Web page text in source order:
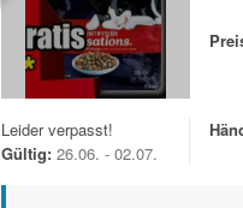
Leider verpasst!
Gültig: 26.06. - 02.07.